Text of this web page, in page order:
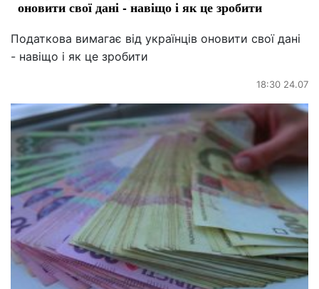
оновити свої дані - навіщо і як це зробити
Податкова вимагає від українців оновити свої дані
- навіщо і як це зробити
18:30 24.07